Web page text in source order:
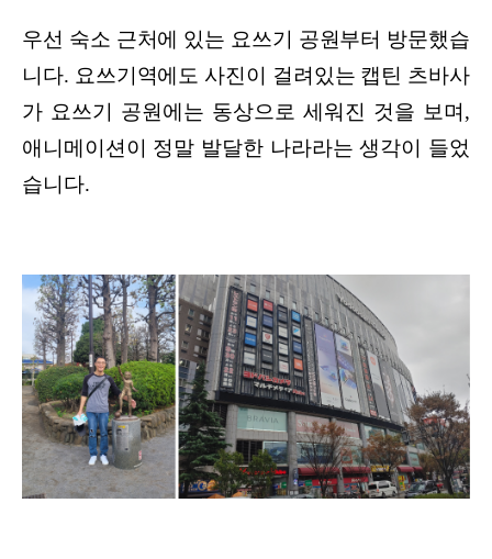
우선 숙소 근처에 있는 요쓰기 공원부터 방문했습
니다. 요쓰기역에도 사진이 걸려있는 캡틴 츠바사
가 요쓰기 공원에는 동상으로 세워진 것을 보며,
애니메이션이 정말 발달한 나라라는 생각이 들었
습니다.